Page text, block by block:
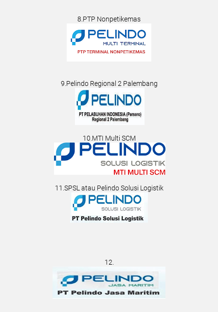
8.PTP Nonpetikemas
9.Pelindo Regional 2 Palembang
10.MTI Multi SCM
11.SPSL atau Pelindo Solusi Logistik
12.